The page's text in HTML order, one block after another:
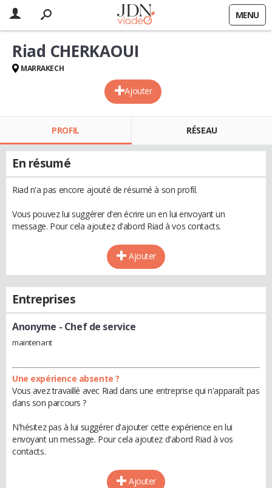
MENU
Ajouter
Riad CHERKAOUI
MARRAKECH
PROFIL RÉSEAU
En résumé
Riad n'a pas encore ajouté de résumé à son profil.
Vous pouvez lui suggérer d'en écrire un en lui envoyant un
message. Pour cela ajoutez d'abord Riad à vos contacts.
Ajouter
Entreprises
Anonyme - Chef de service
maintenant
Une expérience absente ?
Vous avez travaillé avec Riad dans une entreprise qui n'apparaît pas
dans son parcours ?
N'hésitez pas à lui suggérer d'ajouter cette expérience en lui
envoyant un message. Pour cela ajoutez d'abord Riad à vos
contacts.
Ajouter